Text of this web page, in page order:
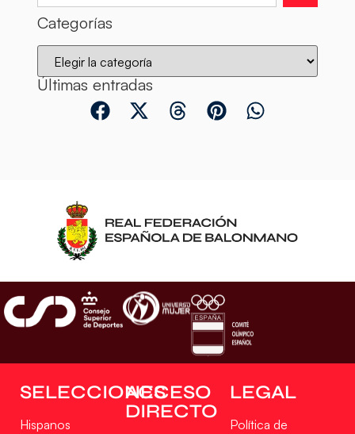
Categorías
Últimas entradas
SELECCIONES
Hispanos
ACCESO
DIRECTO
LEGAL
Política de